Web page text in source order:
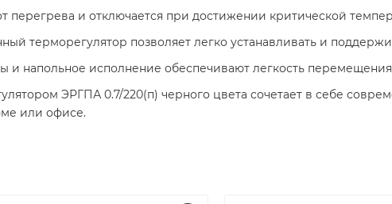
перегрева и отключается при достижении критической
терморегулятор позволяет легко устанавливать и
и напольное исполнение обеспечивают легкость
ЭРГПА 0.7/220(п) черного цвета сочетает в себе
или офисе.